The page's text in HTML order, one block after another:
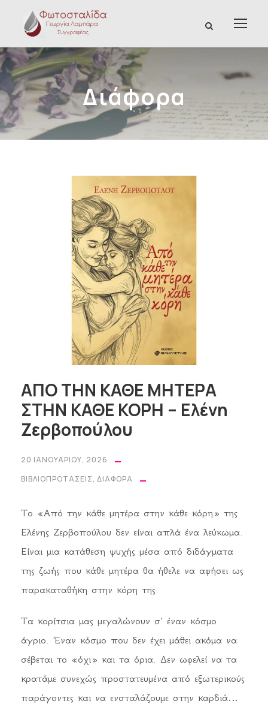
Διάφορα
ΑΠΟ ΤΗΝ ΚΑΘΕ ΜΗΤΕΡΑ
ΣΤΗΝ ΚΑΘΕ ΚΟΡΗ – Ελένη
Ζερβοπούλου
20 ΙΑΝΟΥΑΡΊΟΥ, 2026
ΒΙΒΛΙΟΠΡΟΤΆΣΕΙΣ, ΔΙΆΦΟΡΑ
Το «Από την κάθε μητέρα στην κάθε κόρη» της
Ελένης Ζερβοπούλου δεν είναι απλά ένα λεύκωμα.
Είναι μια κατάθεση ψυχής μέσα από διδάγματα
της ζωής που κάθε μητέρα θα ήθελε να αφήσει ως
παρακαταθήκη στην κόρη της.
Τα κορίτσια μας μεγαλώνουν σ’ έναν κόσμο
άγριο. Έναν κόσμο που δεν έχει μάθει ακόμα να
σέβεται το «όχι» και τα όρια. Δεν ωφελεί να τα
κρατάμε συνεχώς προστατευμένα από εξωτερικούς
παράγοντες και να ενσταλάζουμε στην καρδιά